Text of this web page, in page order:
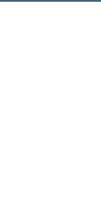
לדלג